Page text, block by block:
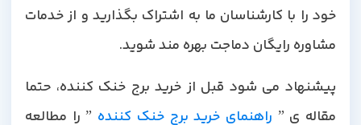
خود را با کارشناسان ما به اشتراک بگذارید و از خدمات
مشاوره رایگان دماجت بهره مند شوید.
پیشنهاد می شود قبل از خرید برج خنک کننده، حتما
مقاله ی ” راهنمای خرید برج خنک کننده ” را مطالعه